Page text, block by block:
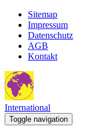
Sitemap
Impressum
Datenschutz
AGB
Kontakt
International
Toggle navigation